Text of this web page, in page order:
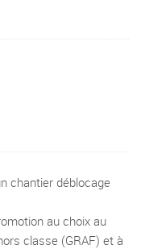
chantier déblocage
au choix au
classe (GRAF) et à